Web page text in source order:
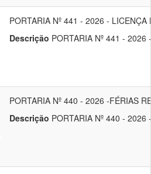
PORTARIA Nº 441 - 2026 -
Descrição PORTARIA Nº 441 - 2026
PORTARIA Nº 440 - 2026 -FÉRIAS
Descrição PORTARIA Nº 440 -